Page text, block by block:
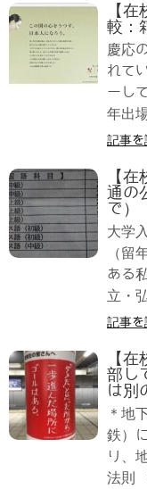
【
較：
慶応
れて
ーし
年出
記事を
【
通の
で）
大学
（留
ある
立・
記事を
【
部し
は別
＊地
鉄）
り、
法則